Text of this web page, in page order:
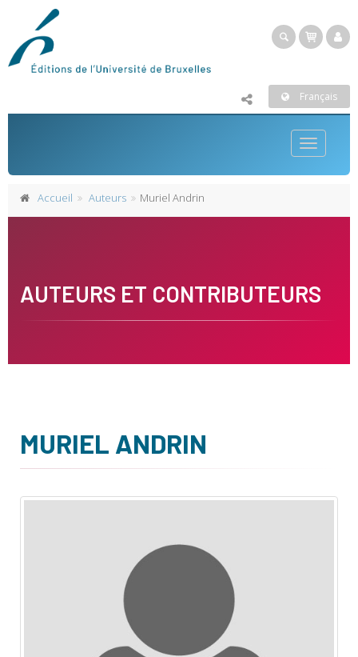
Français
Toggle
Accueil Auteurs Muriel Andrin
AUTEURS ET CONTRIBUTEURS
MURIEL ANDRIN